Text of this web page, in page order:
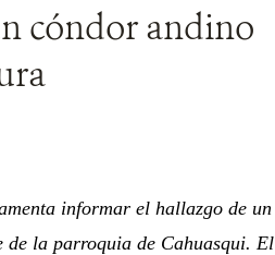
cóndor andino
informar el hallazgo de un
la parroquia de Cahuasqui. El